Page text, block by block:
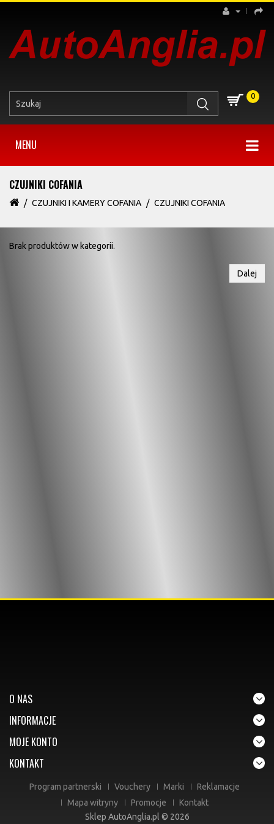
0
MENU
CZUJNIKI COFANIA
CZUJNIKI I KAMERY COFANIA CZUJNIKI COFANIA
Brak produktów w kategorii.
Dalej
O NAS
INFORMACJE
MOJE KONTO
KONTAKT
Program partnerski Vouchery Marki
Reklamacje
Mapa witryny
Promocje
Kontakt
Sklep AutoAnglia.pl © 2026